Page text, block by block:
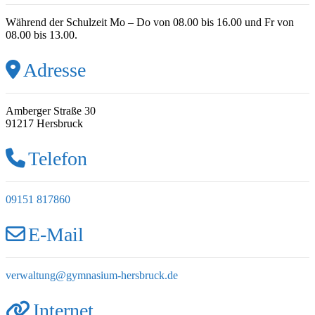
Während der Schulzeit Mo – Do von 08.00 bis 16.00 und Fr von
08.00 bis 13.00.
Adresse
Amberger Straße 30
91217 Hersbruck
Telefon
09151 817860
E-Mail
verwaltung@gymnasium-hersbruck.de
Internet